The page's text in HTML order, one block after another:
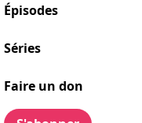
Épisodes
Séries
Faire un don